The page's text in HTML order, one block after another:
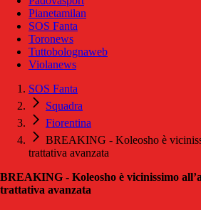
Pianetamilan
SOS Fanta
Toronews
Tuttobolognaweb
Violanews
SOS Fanta
Squadra
Fiorentina
BREAKING - Koleosho è
trattativa avanzata
BREAKING - Koleosho è vicinissimo
trattativa avanzata